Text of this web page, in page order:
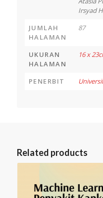
Irsyad
JUMLAH
HALAMAN
87
UKURAN
HALAMAN
16 x
PENERBIT
Related products